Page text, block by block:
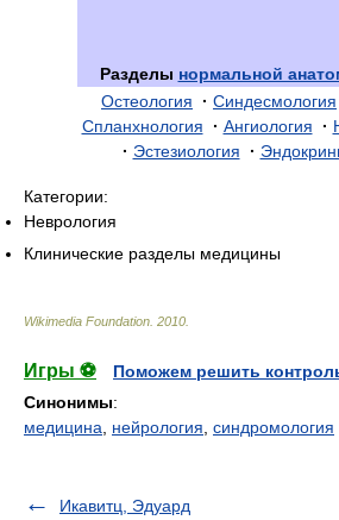
Разделы нормальной
Остеология
· Синдесмология
Спланхнология
· Ангиология ·
· Эстезиология ·
Категории:
Неврология
Клинические разделы медицины
Wikimedia Foundation 2010
Игры ⚽
Поможем решить
Синонимы:
медицина, нейрология, синдромология
Икавитц, Эдуард